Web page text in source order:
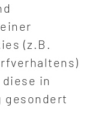
(z.B.
in
gesondert